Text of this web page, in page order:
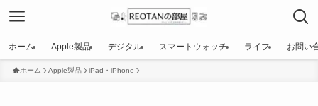
ホーム Apple製品 デジタル スマートウォッチ ライフ お問い
ホーム Apple製品 iPad・iPhone